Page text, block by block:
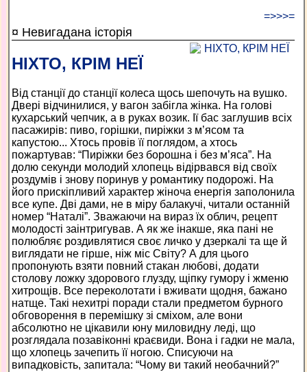
=>>>=
¤ Невигадана історія
НІХТО, КРІМ НЕЇ
Від станції до станції колеса щось шепочуть на вушко.
Двері відчинилися, у вагон забігла жінка. На голові
кухарський чепчик, а в руках возик. Ії бас заглушив всіх
пасажирів: пиво, горішки, пиріжки з м’ясом та
капустою... Хтось провів її поглядом, а хтось
пожартував: “Пиріжки без борошна і без м’яса”. На
долю секунди молодий хлопець відірвався від своїх
роздумів і знову поринув у романтику подорожі. На
його прискіпливий характер жіноча енергія заполонила
все купе. Дві дами, не в міру балакучі, читали останній
номер “Наталі”. Зважаючи на вираз їх облич, рецепт
молодості заінтригував. А як же інакше, яка пані не
полюбляє роздивлятися своє личко у дзеркалі та ще й
виглядати не гірше, ніж міс Світу? А для цього
пропонують взяти повний стакан любові, додати
столову ложку здорового глузду, щіпку гумору і жменю
хитрощів. Все переколотати і вживати щодня, бажано
натще. Такі нехитрі поради стали предметом бурного
обговорення в перемішку зі сміхом, але вони
абсолютно не цікавили юну миловидну леді, що
розглядала позавіконні краєвиди. Вона і гадки не мала,
що хлопець зачепить її ногою. Списуючи на
випадковість, запитала: “Чому ви такий необачний?”